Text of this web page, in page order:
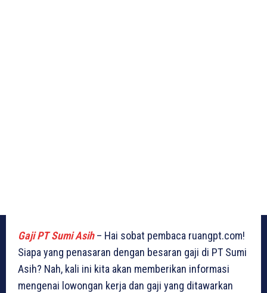
Gaji PT Sumi Asih– Hai sobat pembaca ruangpt.com!
Siapa yang penasaran dengan besaran gaji di PT Sumi
Asih? Nah, kali ini kita akan memberikan informasi
mengenai lowongan kerja dan gaji yang ditawarkan